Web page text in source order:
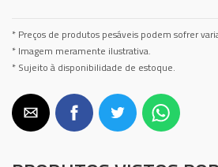
* Preços de produtos pesáveis podem sofrer
* Imagem meramente ilustrativa.
* Sujeito à disponibilidade de estoque.